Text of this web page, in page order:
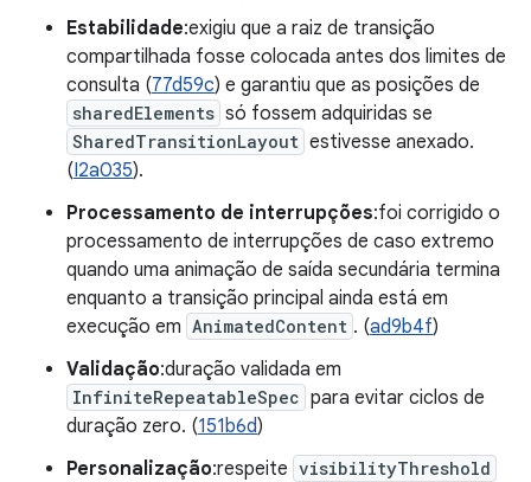
Estabilidade:exigiu que a raiz de transição
compartilhada fosse colocada antes dos limites de
consulta (77d59c) e garantiu que as posições de
sharedElements só fossem adquiridas se
SharedTransitionLayout estivesse anexado.
(I2a035).
Processamento de interrupções:foi corrigido o
processamento de interrupções de caso extremo
quando uma animação de saída secundária termina
enquanto a transição principal ainda está em
execução em AnimatedContent . (ad9b4f)
Validação:duração validada em
InfiniteRepeatableSpec para evitar ciclos de
duração zero. (151b6d)
Personalização:respeite visibilityThreshold